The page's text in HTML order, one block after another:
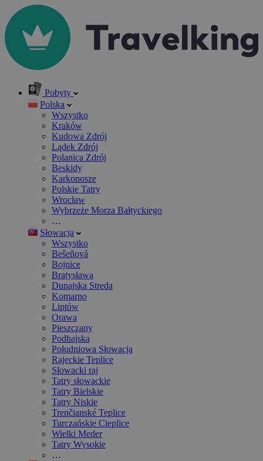
Pobyty
Polska
Wszystko
Kraków
Kudowa Zdrój
Lądek Zdrój
Polanica Zdrój
Beskidy
Karkonosze
Polskie Tatry
Wrocław
Wybrzeże Morza Bałtyckiego
…
Słowacja
Wszystko
Bešeňová
Bojnice
Bratysława
Dunajska Streda
Komarno
Liptów
Orawa
Pieszczany
Podhajska
Południowa Słowacja
Rajeckie Teplice
Słowacki raj
Tatry słowackie
Tatry Bielskie
Tatry Niskie
Trenčianské Teplice
Turczańskie Cieplice
Wielki Meder
Tatry Wysokie
…